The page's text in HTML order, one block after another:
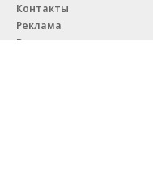
Контакты
Реклама
Вакансии